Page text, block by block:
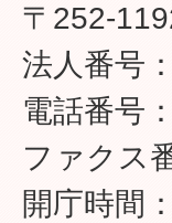
〒252-
法人番号
電話番号
ファクス
開庁時間